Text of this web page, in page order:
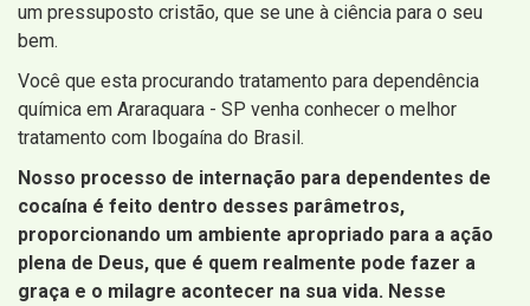
um pressuposto cristão, que se une à ciência para o seu
bem.
Você que esta procurando tratamento para dependência
química em Araraquara - SP venha conhecer o melhor
tratamento com Ibogaína do Brasil.
Nosso processo de internação para dependentes de
cocaína é feito dentro desses parâmetros,
proporcionando um ambiente apropriado para a ação
plena de Deus, que é quem realmente pode fazer a
graça e o milagre acontecer na sua vida. Nesse